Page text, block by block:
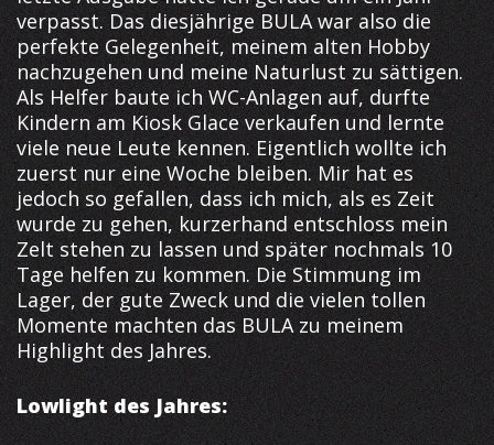
verpasst. Das diesjährige BULA war also die
perfekte Gelegenheit, meinem alten Hobby
nachzugehen und meine Naturlust zu sättigen.
Als Helfer baute ich WC-Anlagen auf, durfte
Kindern am Kiosk Glace verkaufen und lernte
viele neue Leute kennen. Eigentlich wollte ich
zuerst nur eine Woche bleiben. Mir hat es
jedoch so gefallen, dass ich mich, als es Zeit
wurde zu gehen, kurzerhand entschloss mein
Zelt stehen zu lassen und später nochmals 10
Tage helfen zu kommen. Die Stimmung im
Lager, der gute Zweck und die vielen tollen
Momente machten das BULA zu meinem
Highlight des Jahres.
Lowlight des Jahres: